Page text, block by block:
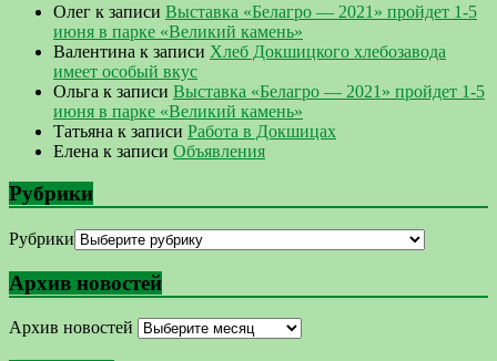
Олег к записи Выставка «Белагро — 2021» пройдет 1-5
июня в парке «Великий камень»
Валентина к записи Хлеб Докшицкого хлебозавода
имеет особый вкус
Ольга к записи Выставка «Белагро — 2021» пройдет 1-5
июня в парке «Великий камень»
Татьяна к записи Работа в Докшицах
Елена к записи Объявления
Рубрики
Рубрики
Архив новостей
Архив новостей